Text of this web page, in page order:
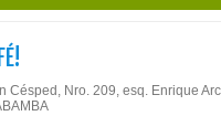
Césped, Nro. 209, esq. Enrique